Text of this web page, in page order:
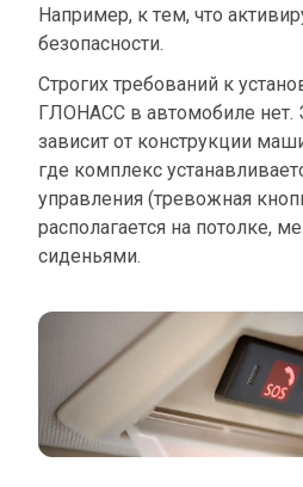
Например, к тем, что
безопасности.
Строгих требований к
ГЛОНАСС в автомобиле нет.
зависит от конструкции
где комплекс
управления (тревожная
располагается на потолке,
сиденьями.